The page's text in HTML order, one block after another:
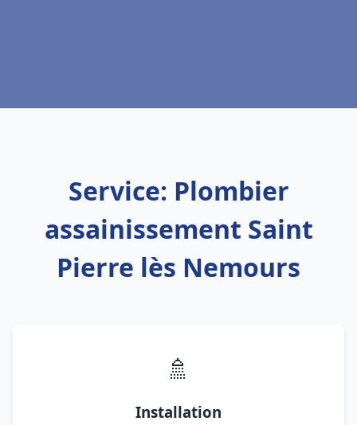
Service: Plombier
assainissement Saint
Pierre lès Nemours
🚿
Installation